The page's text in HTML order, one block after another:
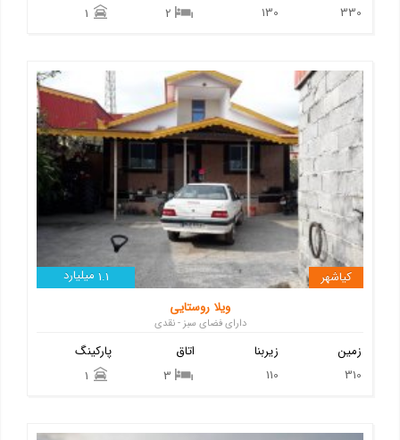
2
130
330
1.1 میلیارد
کیاشهر
ویلا روستایی
دارای فضای سبز - نقدی
پارکینگ
اتاق
3
زیربنا
110
زمین
310